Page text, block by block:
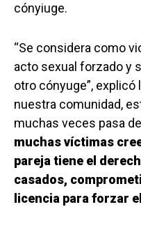
cónyiuge.
“Se considera como
acto sexual forzado y
otro cónyuge”, explicó
nuestra comunidad,
muchas veces pasa
muchas víctimas
pareja tiene el
casados,
licencia para forzar